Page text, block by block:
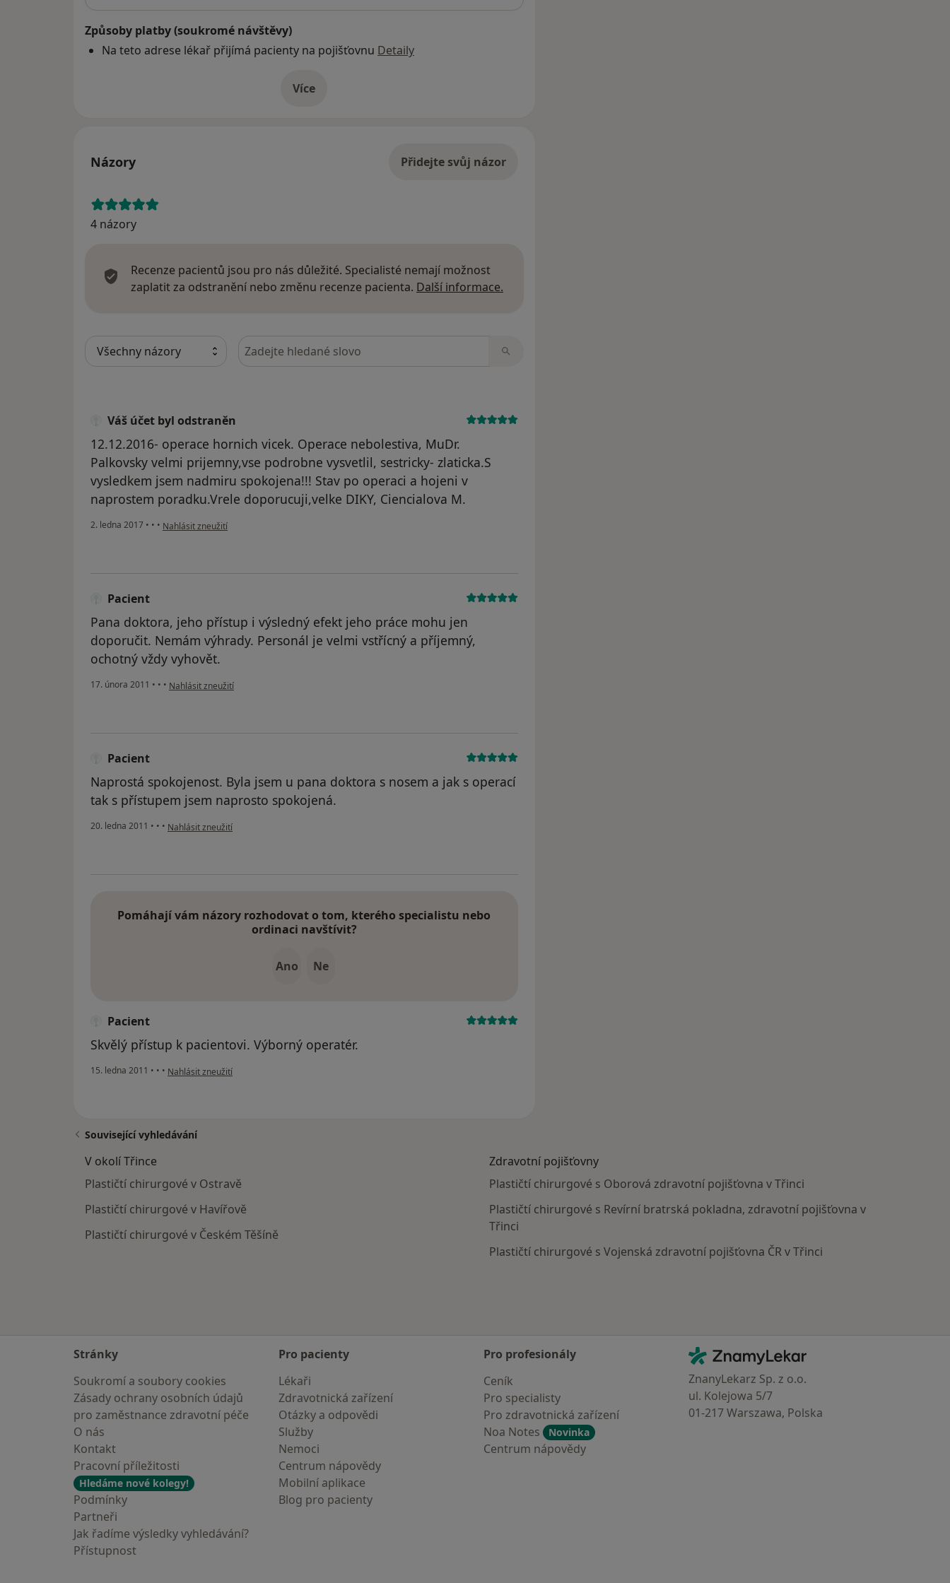
Způsoby platby (soukromé návštěvy)
Na teto adrese lékař přijímá pacienty na pojišťovnu Detaily
Víceo adrese
Názory Přidejte svůj názor
4 názory
Recenze pacientů jsou pro nás důležité. Specialisté nemají možnost
zaplatit za odstranění nebo změnu recenze pacienta. Další informace.
Hledejte v názorech
Váš účet byl odstraněn
12.12.2016- operace hornich vicek. Operace nebolestiva, MuDr.
Palkovsky velmi prijemny,vse podrobne vysvetlil, sestricky- zlaticka.S
vysledkem jsem nadmiru spokojena!!! Stav po operaci a hojeni v
naprostem poradku.Vrele doporucuji,velke DIKY, Ciencialova M.
2. ledna 2017 • • • podle názoru uživatele Váš účet byl odstraněn
Nahlásit zneužití
Pacient
Pana doktora, jeho přístup i výsledný efekt jeho práce mohu jen
doporučit. Nemám výhrady. Personál je velmi vstřícný a příjemný,
ochotný vždy vyhovět.
17. února 2011 • • • podle názoru uživatele Pacient
Nahlásit zneužití
Pacient
Naprostá spokojenost. Byla jsem u pana doktora s nosem a jak s operací
tak s přístupem jsem naprosto spokojená.
20. ledna 2011 • • • podle názoru uživatele Pacient
Nahlásit zneužití
Pomáhají vám názory rozhodovat o tom, kterého specialistu nebo
ordinaci navštívit?
Ano Ne
Pacient
Skvělý přístup k pacientovi. Výborný operatér.
15. ledna 2011 • • • podle názoru uživatele Pacient
Nahlásit zneužití
Související vyhledávání
V okolí Třince
Plastičtí chirurgové v Ostravě
Plastičtí chirurgové v Havířově
Plastičtí chirurgové v Českém Těšíně
Zdravotní pojišťovny
Plastičtí chirurgové s Oborová zdravotní pojišťovna v Třinci
Plastičtí chirurgové s Revírní bratrská pokladna, zdravotní pojišťovna v
Třinci
Plastičtí chirurgové s Vojenská zdravotní pojišťovna ČR v Třinci
Stránky
Soukromí a soubory cookies
Zásady ochrany osobních údajů
pro zaměstnance zdravotní péče
O nás
Kontakt
Pracovní příležitosti
Hledáme nové kolegy!
Podmínky
Partneři
Jak řadíme výsledky vyhledávání?
Přístupnost
Pro pacienty
Lékaři
Zdravotnická zařízení
Otázky a odpovědi
Služby
Nemoci
Centrum nápovědy
Mobilní aplikace
Blog pro pacienty
Pro profesionály
Ceník
Pro specialisty
Pro zdravotnická zařízení
Noa Notes
Novinka
Centrum nápovědy
Kontakt
ZnamyLekar - Hlavní stránka
ZnanyLekarz Sp. z o.o.
ul. Kolejowa 5/7
01-217 Warszawa, Polska